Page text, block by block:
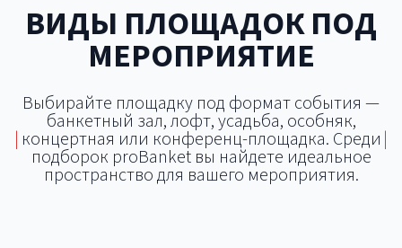
ВИДЫ ПЛОЩАДОК ПОД
МЕРОПРИЯТИЕ
|
Выбирайте площадку под формат события —
банкетный зал, лофт, усадьба, особняк,
концертная или конференц-площадка. Среди
подборок proBanket вы найдете идеальное
пространство для вашего мероприятия.
|